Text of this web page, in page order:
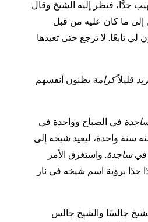
جدًّا، فنظر إليه الشيخ وقال:
ما كان عليه من قبل
تابعًا. لا ترجع حتى تعيدها
قليلاًكرامة يظنون أنفسهم
في الصباح وواحدة في
سنة واحدة، ليعيد شيخه إلى
فيساجدة. واستغرق الأمر
جدًا برؤية اسم شيخه في نار
جالسًا والشيخ جالس